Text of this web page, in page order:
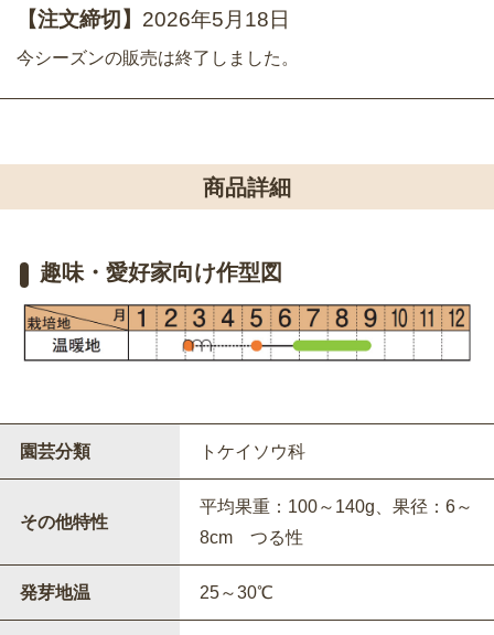
【注文締切】 2026年5月18日
今シーズンの販売は終了しました。
商品詳細
趣味・愛好家向け作型図
園芸分類 トケイソウ科
その他特性
平均果重：100～140g、果径：6～
8cm つる性
発芽地温 25～30℃